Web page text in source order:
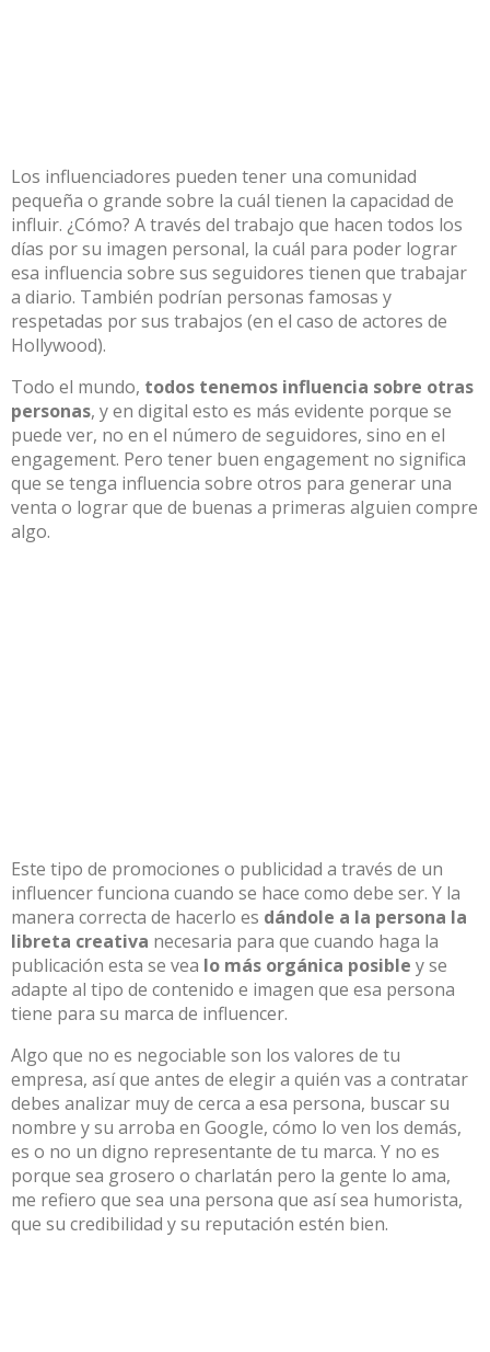
Los influenciadores pueden tener una comunidad
pequeña o grande sobre la cuál tienen la capacidad de
influir. ¿Cómo? A través del trabajo que hacen todos los
días por su imagen personal, la cuál para poder lograr
esa influencia sobre sus seguidores tienen que trabajar
a diario. También podrían personas famosas y
respetadas por sus trabajos (en el caso de actores de
Hollywood).
Todo el mundo, todos tenemos influencia sobre otras
personas, y en digital esto es más evidente porque se
puede ver, no en el número de seguidores, sino en el
engagement. Pero tener buen engagement no significa
que se tenga influencia sobre otros para generar una
venta o lograr que de buenas a primeras alguien compre
algo.
Este tipo de promociones o publicidad a través de un
influencer funciona cuando se hace como debe ser. Y la
manera correcta de hacerlo es dándole a la persona la
libreta creativa necesaria para que cuando haga la
publicación esta se vea lo más orgánica posible y se
adapte al tipo de contenido e imagen que esa persona
tiene para su marca de influencer.
Algo que no es negociable son los valores de tu
empresa, así que antes de elegir a quién vas a contratar
debes analizar muy de cerca a esa persona, buscar su
nombre y su arroba en Google, cómo lo ven los demás,
es o no un digno representante de tu marca. Y no es
porque sea grosero o charlatán pero la gente lo ama,
me refiero que sea una persona que así sea humorista,
que su credibilidad y su reputación estén bien.